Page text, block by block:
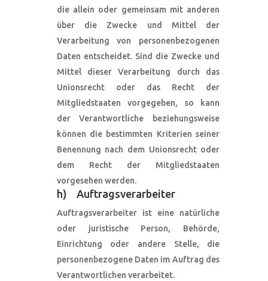
die allein oder gemeinsam mit anderen
über die Zwecke und Mittel der
Verarbeitung von personenbezogenen
Daten entscheidet. Sind die Zwecke und
Mittel dieser Verarbeitung durch das
Unionsrecht oder das Recht der
Mitgliedstaaten vorgegeben, so kann
der Verantwortliche beziehungsweise
können die bestimmten Kriterien seiner
Benennung nach dem Unionsrecht oder
dem Recht der Mitgliedstaaten
vorgesehen werden.
h) Auftragsverarbeiter
Auftragsverarbeiter ist eine natürliche
oder juristische Person, Behörde,
Einrichtung oder andere Stelle, die
personenbezogene Daten im Auftrag des
Verantwortlichen verarbeitet.